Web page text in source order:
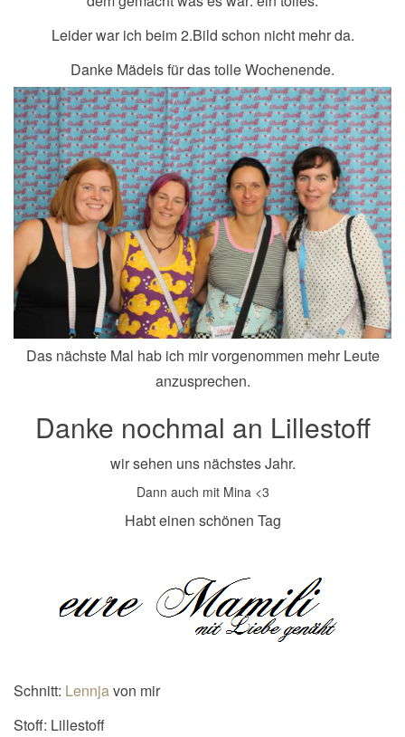
Leider war ich beim 2.Bild schon nicht mehr da.
Danke Mädels für das tolle Wochenende.
Das nächste Mal hab ich mir vorgenommen mehr Leute
anzusprechen.
Danke nochmal an Lillestoff
wir sehen uns nächstes Jahr.
Dann auch mit Mina <3
Habt einen schönen Tag
Schnitt: Lennjavon mir
Stoff: Lillestoff